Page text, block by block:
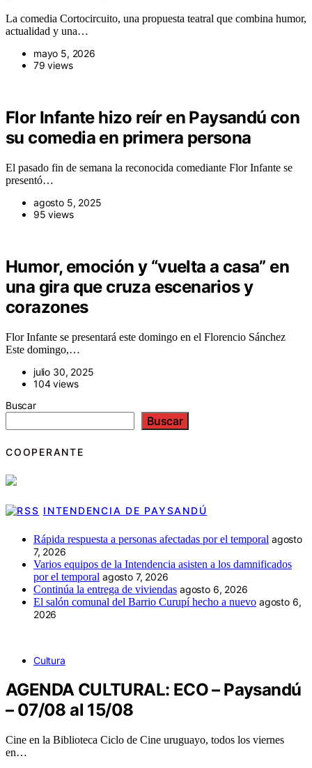
La comedia Cortocircuito, una propuesta teatral que combina humor,
actualidad y una…
mayo 5, 2026
79 views
Flor Infante hizo reír en Paysandú con
su comedia en primera persona
El pasado fin de semana la reconocida comediante Flor Infante se
presentó…
agosto 5, 2025
95 views
Humor, emoción y “vuelta a casa” en
una gira que cruza escenarios y
corazones
Flor Infante se presentará este domingo en el Florencio Sánchez
Este domingo,…
julio 30, 2025
104 views
Buscar
Buscar
COOPERANTE
INTENDENCIA DE PAYSANDÚ
Rápida respuesta a personas afectadas por el temporal agosto
7, 2026
Varios equipos de la Intendencia asisten a los damnificados
por el temporal agosto 7, 2026
Continúa la entrega de viviendas agosto 6, 2026
El salón comunal del Barrio Curupí hecho a nuevo agosto 6,
2026
Cultura
AGENDA CULTURAL: ECO – Paysandú
– 07/08 al 15/08
Cine en la Biblioteca Ciclo de Cine uruguayo, todos los viernes
en…